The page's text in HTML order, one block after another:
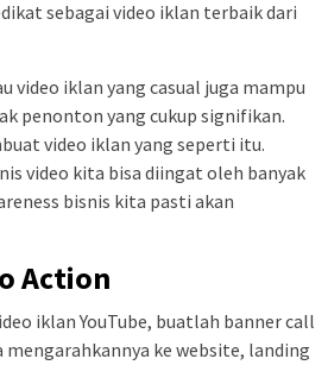
sebagai video iklan terbaik dari
video iklan yang casual juga mampu
penonton yang cukup signifikan.
video iklan yang seperti itu.
video kita bisa diingat oleh banyak
bisnis kita pasti akan
Action
iklan YouTube, buatlah banner call
ke website, landing